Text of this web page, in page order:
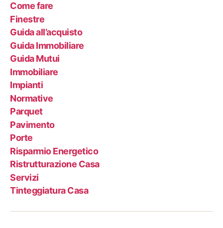
Come fare
Finestre
Guida all’acquisto
Guida Immobiliare
Guida Mutui
Immobiliare
Impianti
Normative
Parquet
Pavimento
Porte
Risparmio Energetico
Ristrutturazione Casa
Servizi
Tinteggiatura Casa